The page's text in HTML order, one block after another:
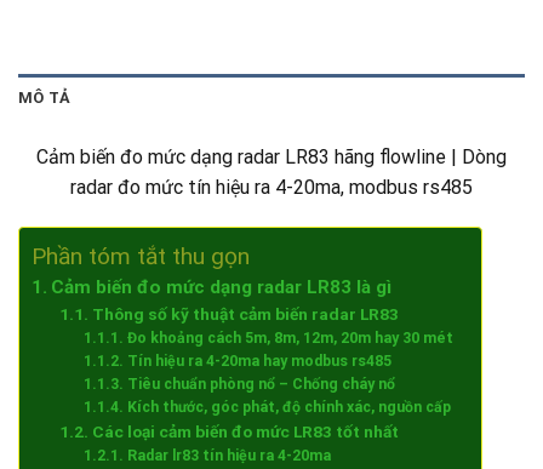
MÔ TẢ
Cảm biến đo mức dạng radar LR83 hãng flowline | Dòng
radar đo mức tín hiệu ra 4-20ma, modbus rs485
Phần tóm tắt thu gọn
Cảm biến đo mức dạng radar LR83 là gì
Thông số kỹ thuật cảm biến radar LR83
Đo khoảng cách 5m, 8m, 12m, 20m hay 30 mét
Tín hiệu ra 4-20ma hay modbus rs485
Tiêu chuẩn phòng nổ – Chống cháy nổ
Kích thước, góc phát, độ chính xác, nguồn cấp
Các loại cảm biến đo mức LR83 tốt nhất
Radar lr83 tín hiệu ra 4-20ma